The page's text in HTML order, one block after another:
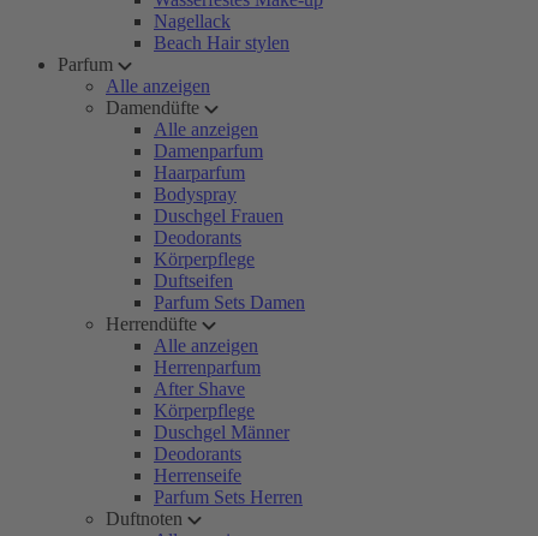
Nagellack
Beach Hair stylen
Parfum
Alle anzeigen
Damendüfte
Alle anzeigen
Damenparfum
Haarparfum
Bodyspray
Duschgel Frauen
Deodorants
Körperpflege
Duftseifen
Parfum Sets Damen
Herrendüfte
Alle anzeigen
Herrenparfum
After Shave
Körperpflege
Duschgel Männer
Deodorants
Herrenseife
Parfum Sets Herren
Duftnoten